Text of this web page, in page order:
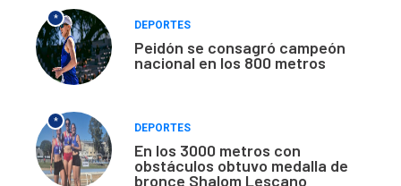
*
DEPORTES
Peidón se consagró campeón
nacional en los 800 metros
*
DEPORTES
En los 3000 metros con
obstáculos obtuvo medalla de
bronce Shalom Lescano